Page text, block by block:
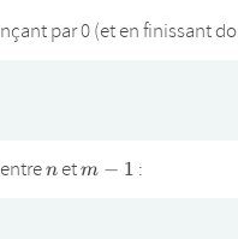
par 0 (et en finissant
n
n etm-
m − 1 :